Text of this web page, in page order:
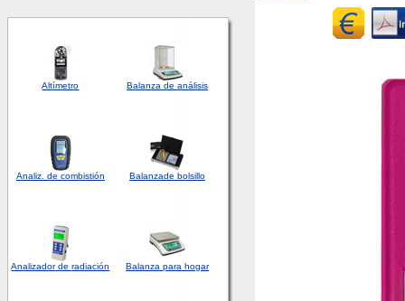
Altímetro Balanza de análisis
Analiz. de combistión Balanzade bolsillo
Analizadorderadiación Balanza para hogar